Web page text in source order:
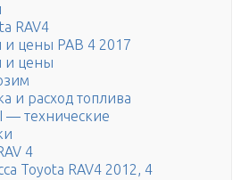
RAV4
и цены РАВ 4 2017
и цены
и расход топлива
— технические
4
Toyota RAV4 2012, 4